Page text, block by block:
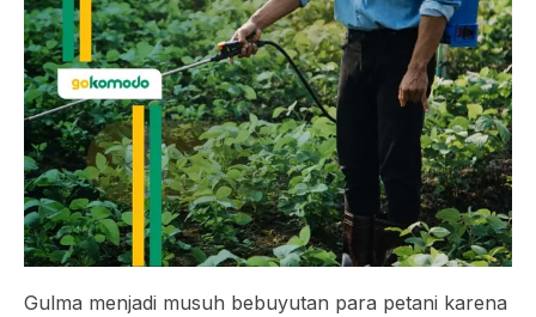
Gulma menjadi musuh bebuyutan para petani karena